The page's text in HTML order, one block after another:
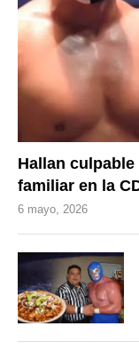
Hallan
familiar en la
6 mayo, 2026